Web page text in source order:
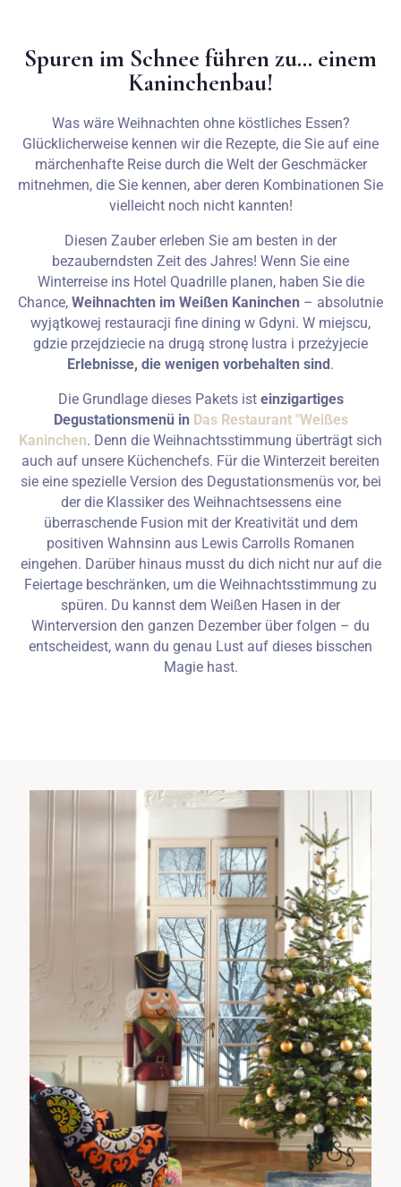
Kontakt
PL
Spuren im Schnee führen zu… einem
Kaninchenbau!
Was wäre Weihnachten ohne köstliches Essen?
Glücklicherweise kennen wir die Rezepte, die Sie auf eine
märchenhafte Reise durch die Welt der Geschmäcker
mitnehmen, die Sie kennen, aber deren Kombinationen Sie
vielleicht noch nicht kannten!
Diesen Zauber erleben Sie am besten in der
bezauberndsten Zeit des Jahres! Wenn Sie eine
Winterreise ins Hotel Quadrille planen, haben Sie die
Chance, Weihnachten im Weißen Kaninchen – absolutnie
wyjątkowej restauracji fine dining w Gdyni. W miejscu,
gdzie przejdziecie na drugą stronę lustra i przeżyjecie
Erlebnisse, die wenigen vorbehalten sind.
Die Grundlage dieses Pakets ist einzigartiges
Degustationsmenü in Das Restaurant "Weißes
Kaninchen. Denn die Weihnachtsstimmung überträgt sich
auch auf unsere Küchenchefs. Für die Winterzeit bereiten
sie eine spezielle Version des Degustationsmenüs vor, bei
der die Klassiker des Weihnachtsessens eine
überraschende Fusion mit der Kreativität und dem
positiven Wahnsinn aus Lewis Carrolls Romanen
eingehen. Darüber hinaus musst du dich nicht nur auf die
Feiertage beschränken, um die Weihnachtsstimmung zu
spüren. Du kannst dem Weißen Hasen in der
Winterversion den ganzen Dezember über folgen – du
entscheidest, wann du genau Lust auf dieses bisschen
Magie hast.